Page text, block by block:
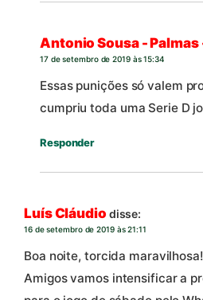
Antonio Sousa - Palmas
17 de setembro de 2019 às 15:34
Essas punições só valem
cumpriu toda uma Serie D
Responder
Luís Cláudio disse:
16 de setembro de 2019 às 21:11
Boa noite, torcida
Amigos vamos intensificar a